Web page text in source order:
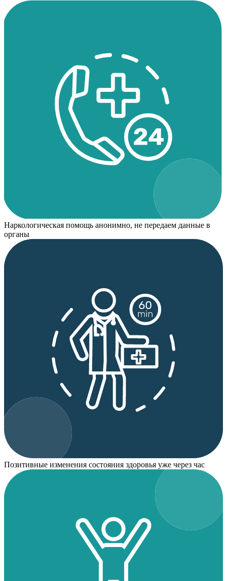
Наркологическая помощь анонимно, не передаем данные в
органы
Позитивные изменения состояния здоровья уже через час